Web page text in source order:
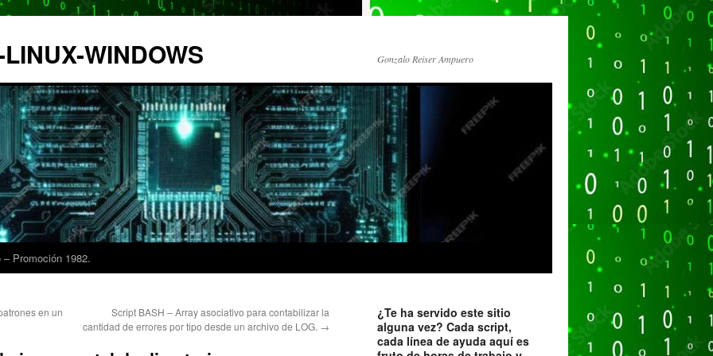
WINDOWS Gonzalo Reiser Ampuero
Promoción 1982.
en un
Script BASH – Array asociativo para contabilizar la
cantidad de errores por tipo desde un archivo de LOG. →
¿Te ha servido este sitio
alguna vez? Cada script,
cada línea de ayuda aquí es